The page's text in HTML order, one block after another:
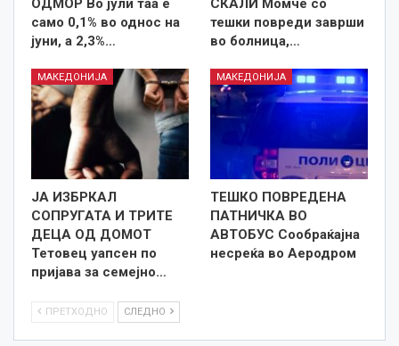
ОДМОР Во јули таа е
само 0,1% во однос на
јуни, а 2,3%…
СКАЛИ Момче со
тешки повреди заврши
во болница,…
МАКЕДОНИЈА
ЈА ИЗБРКАЛ
СОПРУГАТА И ТРИТЕ
ДЕЦА ОД ДОМОТ
Тетовец уапсен по
пријава за семејно…
МАКЕДОНИЈА
ТЕШКО ПОВРЕДЕНА
ПАТНИЧКА ВО
АВТОБУС Сообраќајна
несреќа во Аеродром
ПРЕТХОДНО СЛЕДНО